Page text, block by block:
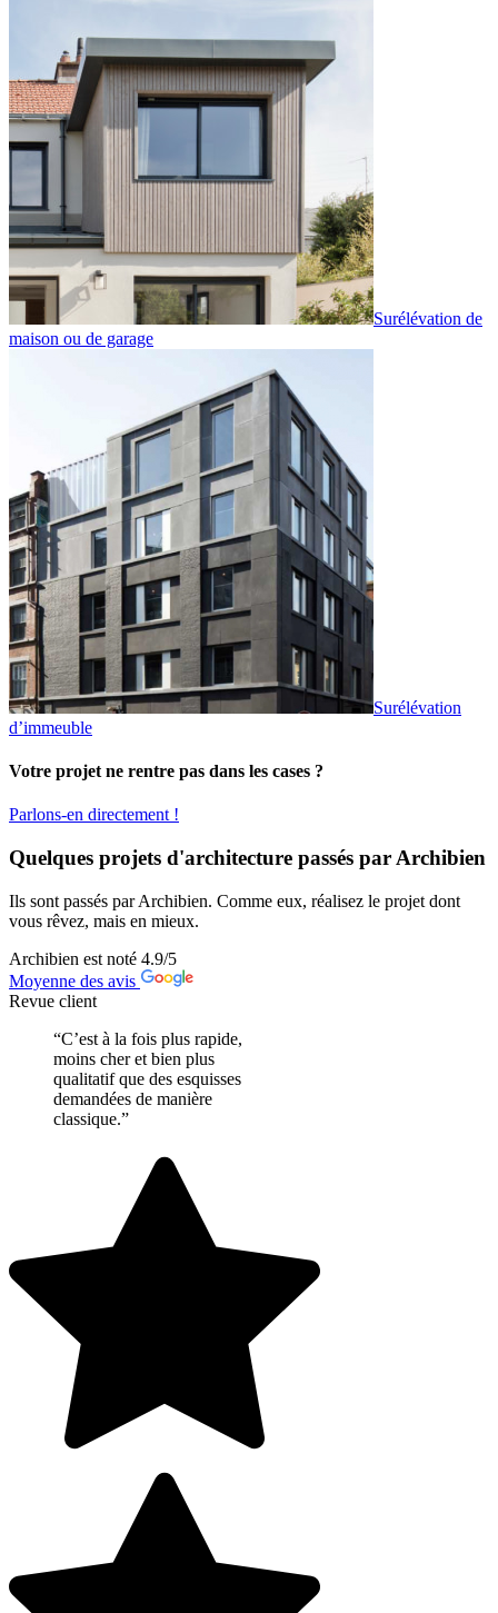
Surélévation de
maison ou de garage
Surélévation
d’immeuble
Votre projet ne rentre pas dans les cases ?
Parlons-en directement !
Quelques projets d'architecture passés par Archibien
Ils sont passés par Archibien. Comme eux, réalisez le projet dont
vous rêvez, mais en mieux.
Archibien est noté 4.9/5
Moyenne des avis
Revue client
“C’est à la fois plus rapide,
moins cher et bien plus
qualitatif que des esquisses
demandées de manière
classique.”